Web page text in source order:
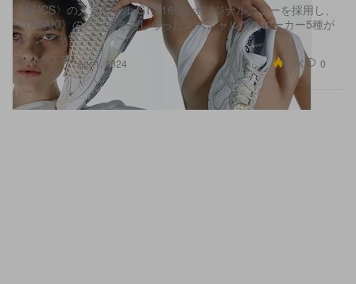
フットウエア
〈ASICS〉の人気モデル GT-2160にオリジナルカラーを採用し、
〈TASAKI〉のパールをあしらったスペシャルなスニーカー5種が
ラインアップ
Apr 1, 2024 5.9K 0